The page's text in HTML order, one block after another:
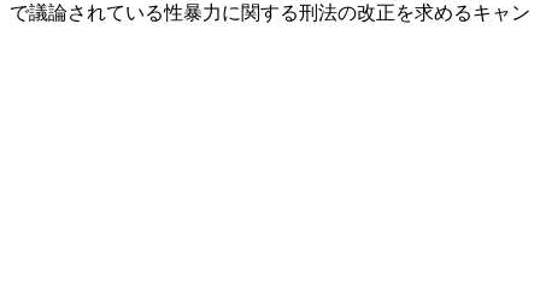
議論されている性暴力に関する刑法の改正を求めるキャン